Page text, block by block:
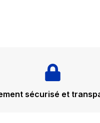
sécurisé et